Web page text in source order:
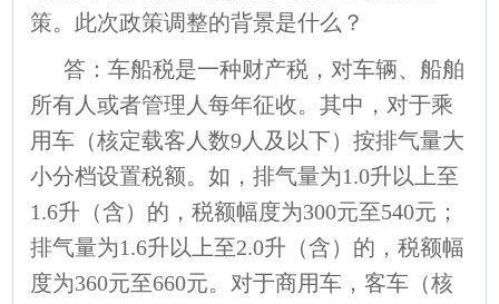
策。此次政策调整的背景是什么？
答：车船税是一种财产税，对车辆、船舶
所有人或者管理人每年征收。其中，对于乘
用车（核定载客人数9人及以下）按排气量大
小分档设置税额。如，排气量为1.0升以上至
1.6升（含）的，税额幅度为300元至540元；
排气量为1.6升以上至2.0升（含）的，税额幅
度为360元至660元。对于商用车，客车（核